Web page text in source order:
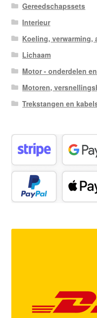
Gereedschapssets
Interieur
Koeling,
Lichaam
Motor - onderdelen
Motoren,
Trekstangen en